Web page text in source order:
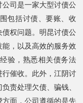
司是一家大型讨债公
包括讨债、要账、收
权问题。明昆讨债公
，以及高效的服务效
验，熟悉相关债务法
催收。此外，江阴讨
责处理欠债、骗钱、
面，公司遵循的是先